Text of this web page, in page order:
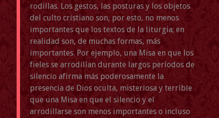
rodillas. Los gestos, las posturas y los objetos
del culto cristiano son, por esto, no menos
importantes que los textos de la liturgia; en
realidad son, de muchas formas, más
importantes. Por ejemplo, una Misa en que los
fieles se arrodillan durante largos períodos de
silencio afirma más poderosamente la
presencia de Dios oculta, misteriosa y terrible
que una Misa en que el silencio y el
arrodillarse son menos importantes o incluso